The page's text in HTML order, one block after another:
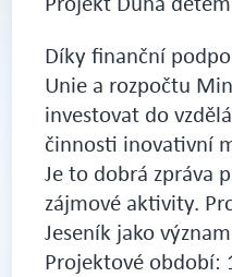
Díky finanční
Unie a rozpočtu
investovat do
činnosti inovativní
Je to dobrá zpráva
zájmové aktivity.
Jeseník jako
Projektové období: